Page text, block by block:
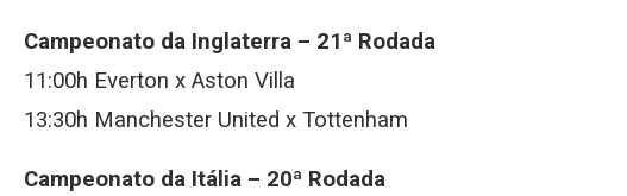
Campeonato da Inglaterra – 21ª Rodada
11:00h Everton x Aston Villa
13:30h Manchester United x Tottenham
Campeonato da Itália – 20ª Rodada